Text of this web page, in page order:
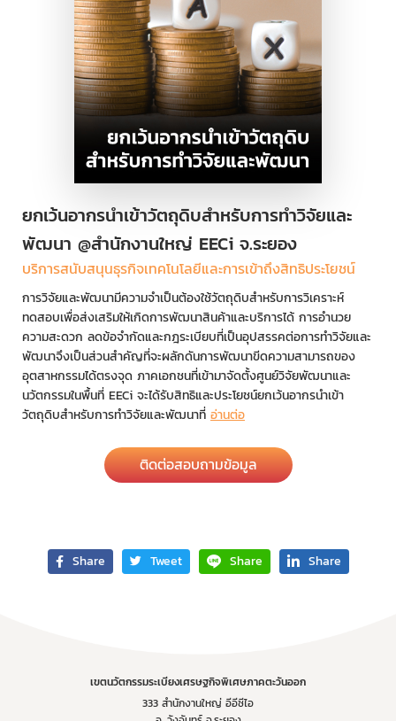
ยกเว้นอากรนำเข้าวัตถุดิบสำหรับการทำวิจัยและ
พัฒนา @สำนักงานใหญ่ EECi จ.ระยอง
บริการสนับสนุนธุรกิจเทคโนโลยีและการเข้าถึงสิทธิประโยชน์
การวิจัยและพัฒนามีความจำเป็นต้องใช้วัตถุดิบสำหรับการวิเคราะห์
ทดสอบเพื่อส่งเสริมให้เกิดการพัฒนาสินค้าและบริการได้ การอำนวย
ความสะดวก ลดข้อจำกัดและกฎระเบียบที่เป็นอุปสรรคต่อการทำวิจัยและ
พัฒนาจึงเป็นส่วนสำคัญที่จะผลักดันการพัฒนาขีดความสามารถของ
อุตสาหกรรมได้ตรงจุด ภาคเอกชนที่เข้ามาจัดตั้งศูนย์วิจัยพัฒนาและ
นวัตกรรมในพื้นที่ EECi จะได้รับสิทธิและประโยชน์ยกเว้นอากรนำเข้า
วัตถุดิบสำหรับการทำวิจัยและพัฒนาที่ อ่านต่อ
ติดต่อสอบถามข้อมูล
Share Tweet Share Share
เขตนวัตกรรมระเบียงเศรษฐกิจพิเศษภาคตะวันออก
333 สำนักงานใหญ่ อีอีซีไอ